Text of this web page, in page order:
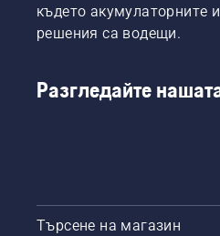
където акумулаторните
решения са водещи.
Разгледайте
Търсене на магазин